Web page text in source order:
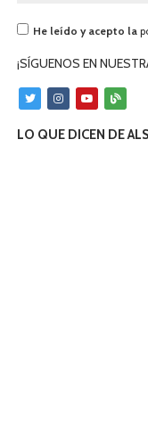
He leído y acepto la
¡SÍGUENOS EN
LO QUE DICEN DE